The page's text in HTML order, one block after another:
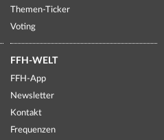
Themen-Ticker
Voting
FFH-WELT
FFH-App
Newsletter
Kontakt
Frequenzen